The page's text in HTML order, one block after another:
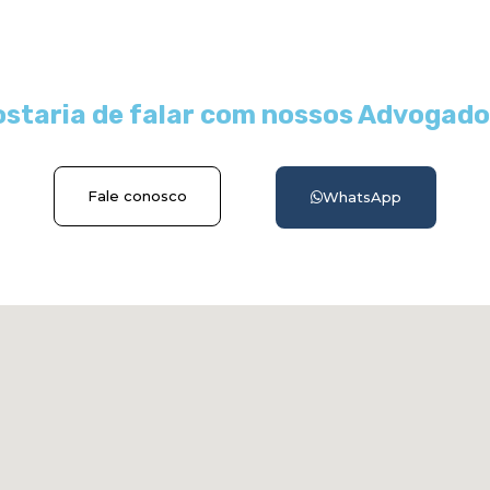
de falar com nossos
Fale conosco WhatsApp